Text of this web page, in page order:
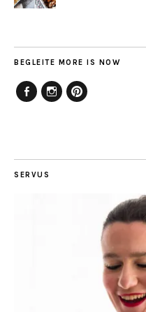
BEGLEITE MORE IS NOW
SERVUS